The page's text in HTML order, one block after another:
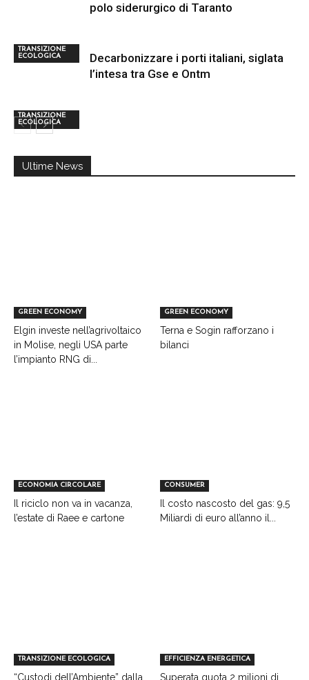
TRANSIZIONE
ECOLOGICA
polo siderurgico di Taranto
TRANSIZIONE
ECOLOGICA
Decarbonizzare i porti italiani, siglata
l’intesa tra Gse e Ontm
Ultime News
GREEN ECONOMY
Elgin investe nell’agrivoltaico
in Molise, negli USA parte
l’impianto RNG di...
GREEN ECONOMY
Terna e Sogin rafforzano i
bilanci
ECONOMIA CIRCOLARE
Il riciclo non va in vacanza,
l’estate di Raee e cartone
CONSUMER
Il costo nascosto del gas: 9,5
Miliardi di euro all’anno il...
TRANSIZIONE ECOLOGICA
“Custodi dell’Ambiente” dalla
EFFICIENZA ENERGETICA
Superata quota 2 milioni di